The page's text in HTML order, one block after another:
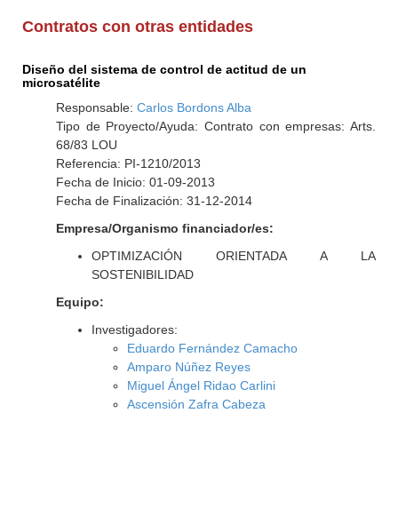
Contratos con otras entidades
Diseño del sistema de control de actitud de un
microsatélite
Responsable: Carlos Bordons Alba
Tipo de Proyecto/Ayuda: Contrato con empresas: Arts.
68/83 LOU
Referencia: PI-1210/2013
Fecha de Inicio: 01-09-2013
Fecha de Finalización: 31-12-2014
Empresa/Organismo financiador/es:
OPTIMIZACIÓN ORIENTADA A LA
SOSTENIBILIDAD
Equipo:
Investigadores:
Eduardo Fernández Camacho
Amparo Núñez Reyes
Miguel Ángel Ridao Carlini
Ascensión Zafra Cabeza